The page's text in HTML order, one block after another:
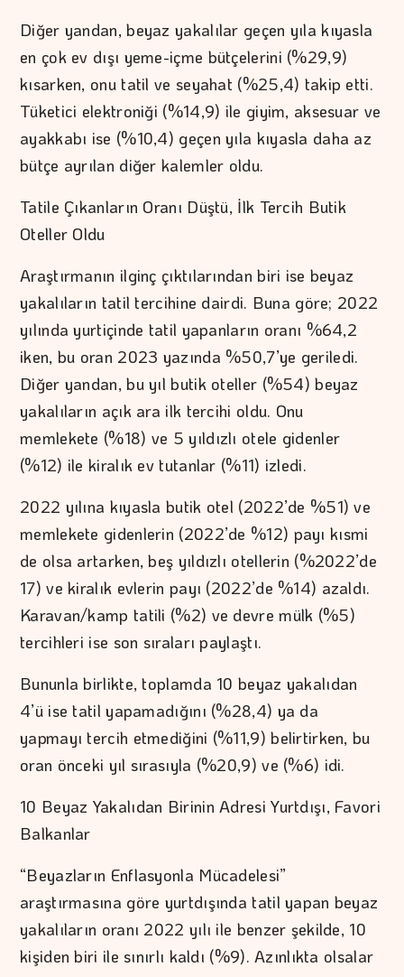
Diğer yandan, beyaz yakalılar geçen yıla kıyasla
en çok ev dışı yeme-içme bütçelerini (%29,9)
kısarken, onu tatil ve seyahat (%25,4) takip etti.
Tüketici elektroniği (%14,9) ile giyim, aksesuar ve
ayakkabı ise (%10,4) geçen yıla kıyasla daha az
bütçe ayrılan diğer kalemler oldu.
Tatile Çıkanların Oranı Düştü, İlk Tercih Butik
Oteller Oldu
Araştırmanın ilginç çıktılarından biri ise beyaz
yakalıların tatil tercihine dairdi. Buna göre; 2022
yılında yurtiçinde tatil yapanların oranı %64,2
iken, bu oran 2023 yazında %50,7’ye geriledi.
Diğer yandan, bu yıl butik oteller (%54) beyaz
yakalıların açık ara ilk tercihi oldu. Onu
memlekete (%18) ve 5 yıldızlı otele gidenler
(%12) ile kiralık ev tutanlar (%11) izledi.
2022 yılına kıyasla butik otel (2022’de %51) ve
memlekete gidenlerin (2022’de %12) payı kısmi
de olsa artarken, beş yıldızlı otellerin (%2022’de
17) ve kiralık evlerin payı (2022’de %14) azaldı.
Karavan/kamp tatili (%2) ve devre mülk (%5)
tercihleri ise son sıraları paylaştı.
Bununla birlikte, toplamda 10 beyaz yakalıdan
4’ü ise tatil yapamadığını (%28,4) ya da
yapmayı tercih etmediğini (%11,9) belirtirken, bu
oran önceki yıl sırasıyla (%20,9) ve (%6) idi.
10 Beyaz Yakalıdan Birinin Adresi Yurtdışı, Favori
Balkanlar
“Beyazların Enflasyonla Mücadelesi”
araştırmasına göre yurtdışında tatil yapan beyaz
yakalıların oranı 2022 yılı ile benzer şekilde, 10
kişiden biri ile sınırlı kaldı (%9). Azınlıkta olsalar